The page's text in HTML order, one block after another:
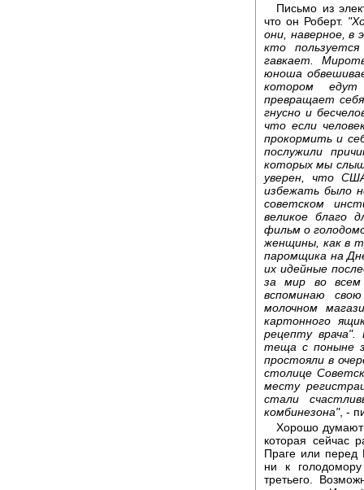
Письмо из
что он Роберт.
они, наверное,
кто
гавкает.
юноша
котором едут
превращает
гнусно и
что если
прокормить и
послужили
которых мы
уверен, что
избежать было
советском
великое благо
фильм о
женщины, как в
паромщика на
их идейные
за мир во
вспоминаю
молочном
картонного
рецепту
теща с поныне
простояли в
столице
месту
стали
комбинезона", -
Хорошо думают
которая сейчас
Праге или перед
ни к
третьего.